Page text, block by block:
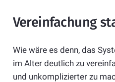
Vereinfachung
Wie wäre es denn, das
im Alter deutlich zu
und unkomplizierter zu